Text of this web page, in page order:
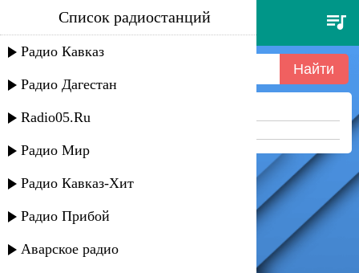
краски - а вы не трогайте, не
трогайте
Список радиостанций
Радио Кавказ
Радио Дагестан
Radio05.Ru
Радио Мир
Радио Кавказ-Хит
Радио Прибой
Аварское радио
Ничего не найдено =(